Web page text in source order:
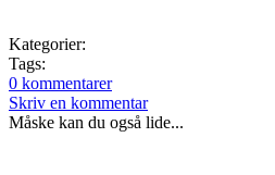
Kategorier:
Tags:
0 kommentarer
Skriv en kommentar
Måske kan du også lide...